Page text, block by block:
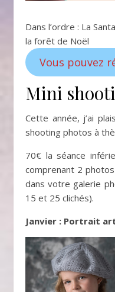
Dans l’ordre : La
la forêt de Noël
Vous pouvez
Mini
Cette année, j’ai plaisir à vous proposer des minis
shooting photos à
70€ la séance
comprenant 2
dans votre galerie
15 et 25 clichés).
Janvier : Portrait